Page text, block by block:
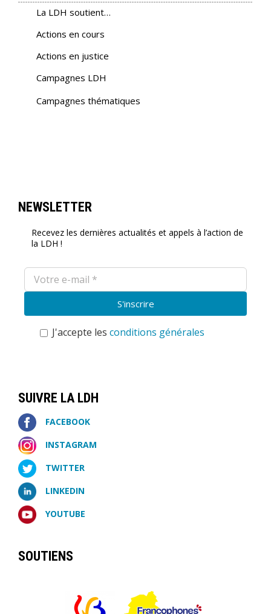
La LDH soutient…
Actions en cours
Actions en justice
Campagnes LDH
Campagnes thématiques
NEWSLETTER
Recevez les dernières actualités et appels à l’action de
la LDH !
J'accepte les conditions générales
SUIVRE LA LDH
FACEBOOK
INSTAGRAM
TWITTER
LINKEDIN
YOUTUBE
SOUTIENS